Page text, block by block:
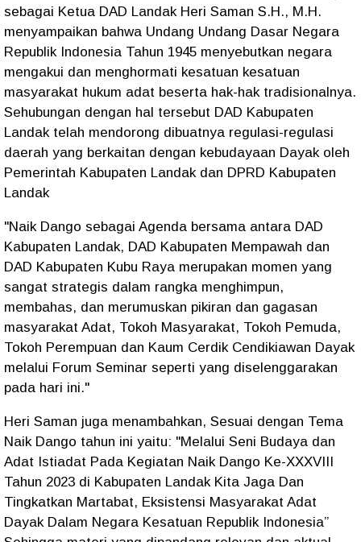
sebagai Ketua DAD Landak Heri Saman S.H., M.H.
menyampaikan bahwa Undang Undang Dasar Negara
Republik Indonesia Tahun 1945 menyebutkan negara
mengakui dan menghormati kesatuan kesatuan
masyarakat hukum adat beserta hak-hak tradisionalnya.
Sehubungan dengan hal tersebut DAD Kabupaten
Landak telah mendorong dibuatnya regulasi-regulasi
daerah yang berkaitan dengan kebudayaan Dayak oleh
Pemerintah Kabupaten Landak dan DPRD Kabupaten
Landak
"Naik Dango sebagai Agenda bersama antara DAD
Kabupaten Landak, DAD Kabupaten Mempawah dan
DAD Kabupaten Kubu Raya merupakan momen yang
sangat strategis dalam rangka menghimpun,
membahas, dan merumuskan pikiran dan gagasan
masyarakat Adat, Tokoh Masyarakat, Tokoh Pemuda,
Tokoh Perempuan dan Kaum Cerdik Cendikiawan Dayak
melalui Forum Seminar seperti yang diselenggarakan
pada hari ini."
Heri Saman juga menambahkan, Sesuai dengan Tema
Naik Dango tahun ini yaitu: "Melalui Seni Budaya dan
Adat Istiadat Pada Kegiatan Naik Dango Ke-XXXVIII
Tahun 2023 di Kabupaten Landak Kita Jaga Dan
Tingkatkan Martabat, Eksistensi Masyarakat Adat
Dayak Dalam Negara Kesatuan Republik Indonesia”